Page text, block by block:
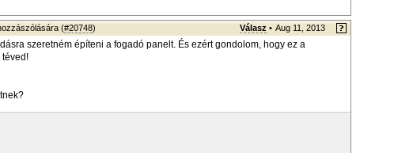
(#20748) Válasz • Aug 11, 2013
szeretném építeni a fogadó panelt. És ezért gondolom, hogy ez a
téved!